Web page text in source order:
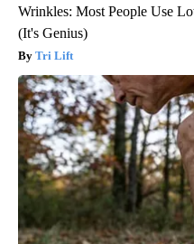
Wrinkles: Most People Use
(It's Genius)
Tri Lift